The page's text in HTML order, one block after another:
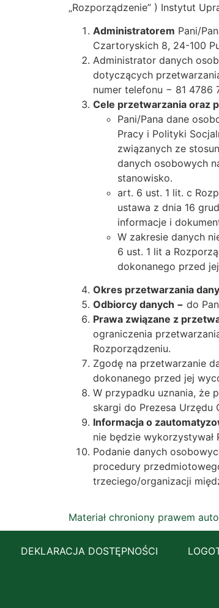
„Rozporządzenie” ) Instytut
Administratorem Pani/
Czartoryskich 8, 24-100
Administrator danych
dotyczących
numer telefonu − 81 4786
Cele przetwarzania oraz
Pani/Pana dane
Pracy i Polityki
związanych ze
danych osobowych
stanowisko.
art. 6 ust. 1 lit. c
ustawa z dnia 16
informacje i
W zakresie danych
6 ust. 1 lit a
dokonanego przed
Okres przetwarzania
Odbiorcy danych − do
Prawa związane z
ograniczenia
Rozporządzeniu.
Zgodę na przetwarzanie
dokonanego przed jej
W przypadku uznania, że
skargi do Prezesa Urzędu
Informacja o
nie będzie
Podanie danych
procedury
trzeciego/organizacji
Materiał chroniony prawem
DEKLARACJA DOSTĘPNOŚCI